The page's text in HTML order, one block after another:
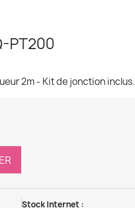
PT200
2m - Kit de jonction inclus.
Stock Internet :